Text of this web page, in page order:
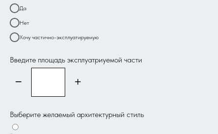
Да
Нет
Хочу частично-эксплуатируемую
Введите площадь эксплуатриуемой части
Выберите желаемый архитектурный стиль